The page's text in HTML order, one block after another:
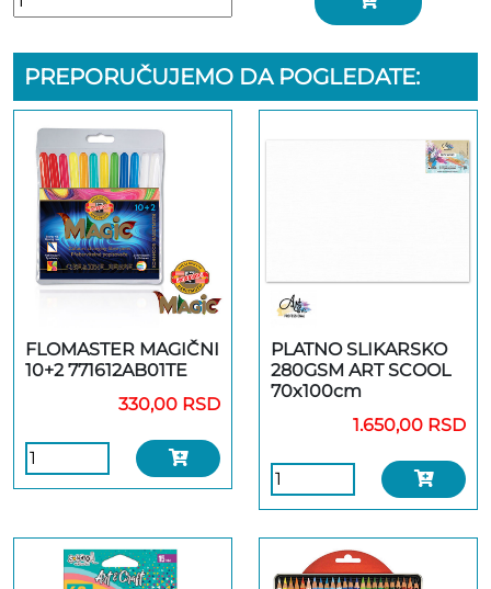
PREPORUČUJEMO DA POGLEDATE:
FLOMASTER MAGIČNI
10+2 771612AB01TE
330,00 RSD
PLATNO SLIKARSKO
280GSM ART SCOOL
70x100cm
1.650,00 RSD